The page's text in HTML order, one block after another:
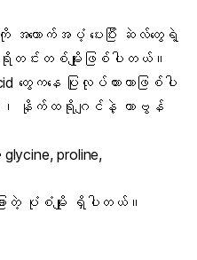
အထောက်အပံ့ ပေးပြီး ဆဲလ်တွေရဲ့
တင်းတစ်မျိုးဖြစ်ပါတယ်။
တွေကနေ ပြုလုပ်ထားတာဖြစ်ပါ
င်၊ နိုက်ထရိုဂျင်နဲ့ ကာဗွန်
proline,
ြားတဲ့ ပုံစံမျိုး ရှိပါတယ်။